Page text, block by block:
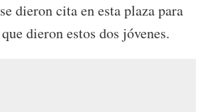
dieron cita en esta plaza para
dieron estos dos jóvenes.